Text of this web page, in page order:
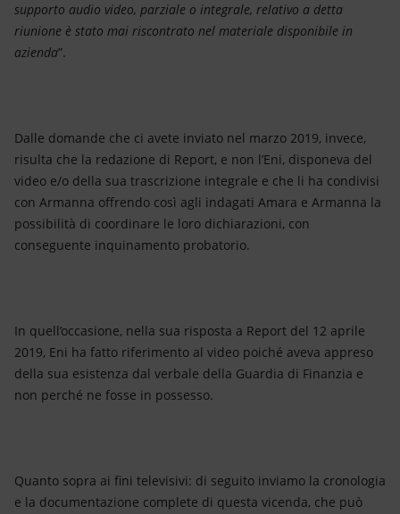
supporto audio video, parziale o integrale, relativo a detta
riunione è stato mai riscontrato nel materiale disponibile in
azienda”.
Dalle domande che ci avete inviato nel marzo 2019, invece,
risulta che la redazione di Report, e non l’Eni, disponeva del
video e/o della sua trascrizione integrale e che li ha condivisi
con Armanna offrendo così agli indagati Amara e Armanna la
possibilità di coordinare le loro dichiarazioni, con
conseguente inquinamento probatorio.
In quell’occasione, nella sua risposta a Report del 12 aprile
2019, Eni ha fatto riferimento al video poiché aveva appreso
della sua esistenza dal verbale della Guardia di Finanzia e
non perché ne fosse in possesso.
Quanto sopra ai fini televisivi: di seguito inviamo la cronologia
e la documentazione complete di questa vicenda, che può